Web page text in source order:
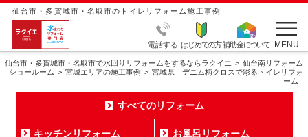
仙台市・多賀城市・名取市のトイレリフォーム施工事例
電話する はじめての方補助金について MENU
仙台市・多賀城市・名取市で水回りリフォームをするならラクイエ
仙台南リフォーム
ショールーム
宮城エリアの施工事例
宮城県 デニム柄クロスで彩るトイレリフォ
ーム
すべてのリフォーム
キッチンリフォーム お風呂リフォーム